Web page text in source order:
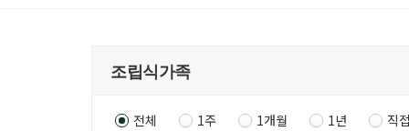
전체 1주 1개월 1년 직